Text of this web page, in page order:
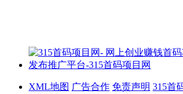
XML地图 广告合作 免责声明 315首